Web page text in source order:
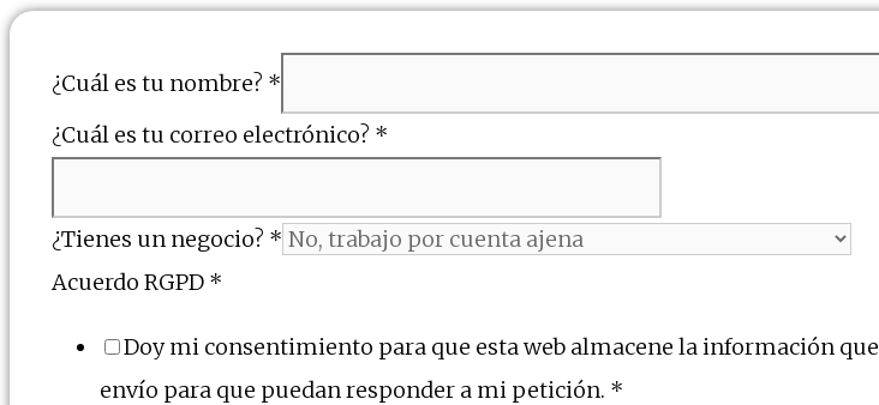
¿Cuál es tu nombre? *
¿Cuál es tu correo electrónico? *
¿Tienes un negocio? *
Acuerdo RGPD *
Doy mi consentimiento para que esta web almacene la información que
envío para que puedan responder a mi petición. *